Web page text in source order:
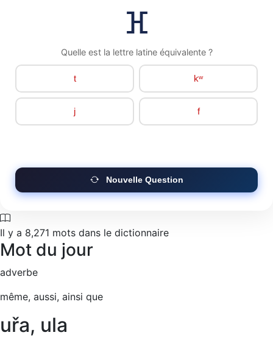
ⴼ
Quelle est la lettre latine équivalente ?
t kʷ
j f
Nouvelle Question
Il y a 8,271 mots dans le dictionnaire
Mot du jour
adverbe
même, aussi, ainsi que
uřa, ula